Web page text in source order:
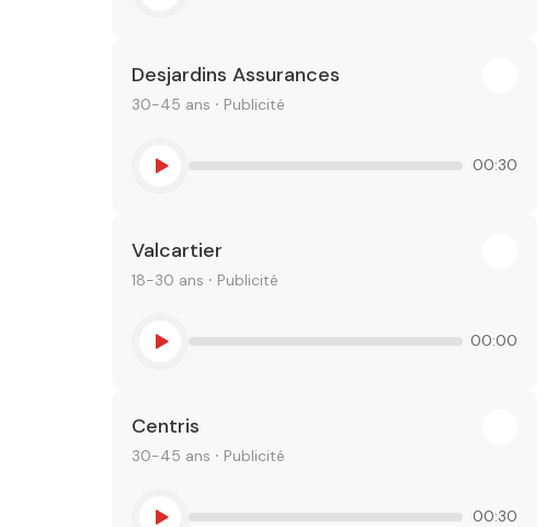
Desjardins Assurances
30-45 ans ⸱ Publicité
00:30
Valcartier
18-30 ans ⸱ Publicité
00:00
Centris
30-45 ans ⸱ Publicité
00:30